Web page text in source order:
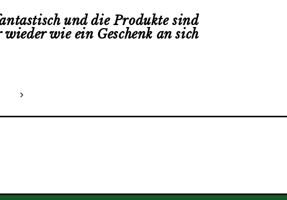
und die Produkte sind
wie ein Geschenk an sich